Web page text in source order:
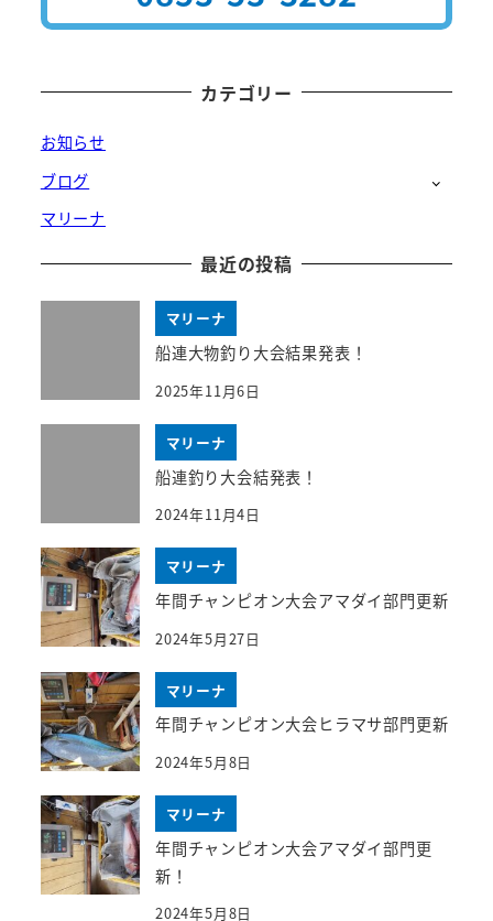
カテゴリー
お知らせ
ブログ
マリーナ
最近の投稿
マリーナ
船連大物釣り大会結果発表！
2025年11月6日
マリーナ
船連釣り大会結発表！
2024年11月4日
マリーナ
年間チャンピオン大会アマダイ部門更新
2024年5月27日
マリーナ
年間チャンピオン大会ヒラマサ部門更新
2024年5月8日
マリーナ
年間チャンピオン大会アマダイ部門更
新！
2024年5月8日